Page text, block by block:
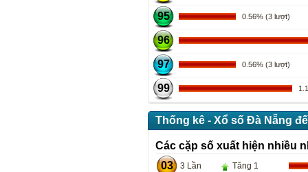
95 0.56% (3 lượt)
96
97 0.56% (3 lượt)
99
Thống kê - Xổ số Đà Nẵng
Các cặp số xuất hiện nhiều
03
3 Lần Tăng 1